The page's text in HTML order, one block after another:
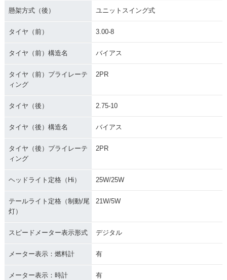
懸架方式（後） ユニットスイング式
タイヤ（前） 3.00-8
タイヤ（前）構造名 バイアス
タイヤ（前）プライレーテ
ィング
2PR
タイヤ（後） 2.75-10
タイヤ（後）構造名 バイアス
タイヤ（後）プライレーテ
ィング
2PR
ヘッドライト定格（Hi） 25W/25W
テールライト定格（制動/尾
灯）
21W/5W
スピードメーター表示形式 デジタル
メーター表示：燃料計 有
メーター表示：時計 有